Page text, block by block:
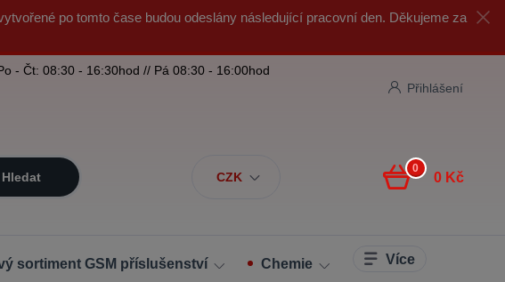
po tomto čase budou odeslány následující pracovní den. Děkujeme za
CZK
Přihlášení
Hledat
- Čt: 08:30 - 16:30hod // Pá 08:30 - 16:00hod
0
0 Kč
sortiment GSM příslušenství Chemie Více